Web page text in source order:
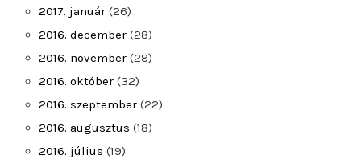
2017. január (26)
2016. december (28)
2016. november (28)
2016. október (32)
2016. szeptember (22)
2016. augusztus (18)
2016. július (19)